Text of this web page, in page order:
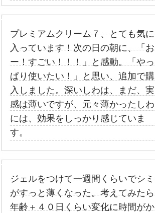
プレミアムクリーム７、とても気に
入っています！次の日の朝に、「お
ー！すごい！！！」と感動。「やっ
ぱり使いたい！」と思い、追加で購
入しました。深いしわは、まだ、実
感は薄いですが、元々薄かったしわ
には、効果をしっかり感じていま
す。
ジェルをつけて一週間くらいでシミ
がすっと薄くなった。考えてみたら
年齢＋４０日くらい変化に時間がか